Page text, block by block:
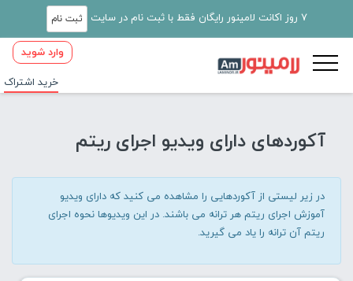
7 روز اکانت لامینور رایگان فقط با ثبت نام در سایت ثبت نام
وارد شوید
خرید اشتراک
آکوردهای دارای ویدیو اجرای ریتم
در زیر لیستی از آکوردهایی را مشاهده می کنید که دارای ویدیو
آموزش اجرای ریتم هر ترانه می باشند. در این ویدیوها نحوه اجرای
ریتم آن ترانه را یاد می گیرید.